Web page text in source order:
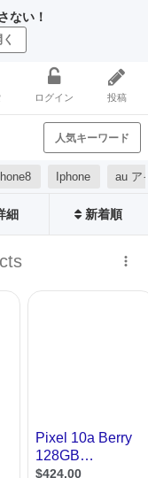
ない！
ログイン 投稿
人気キーワード
Iphone au ア
細 新着順